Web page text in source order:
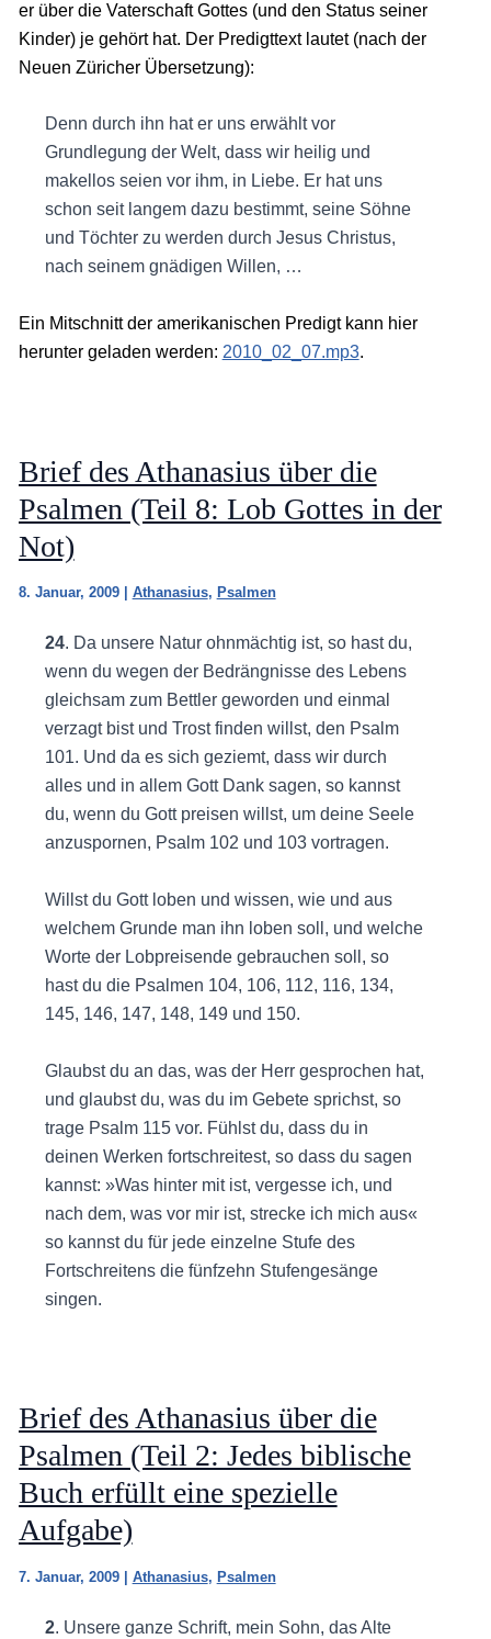
er über die Vaterschaft Gottes (und den Status seiner
Kinder) je gehört hat. Der Predigttext lautet (nach der
Neuen Züricher Übersetzung):
Denn durch ihn hat er uns erwählt vor
Grundlegung der Welt, dass wir heilig und
makellos seien vor ihm, in Liebe. Er hat uns
schon seit langem dazu bestimmt, seine Söhne
und Töchter zu werden durch Jesus Christus,
nach seinem gnädigen Willen, …
Ein Mitschnitt der amerikanischen Predigt kann hier
herunter geladen werden: 2010_02_07.mp3.
Brief des Athanasius über die
Psalmen (Teil 8: Lob Gottes in der
Not)
8. Januar, 2009 Athanasius, Psalmen
24. Da unsere Natur ohnmächtig ist, so hast du,
wenn du wegen der Bedrängnisse des Lebens
gleichsam zum Bettler geworden und einmal
verzagt bist und Trost finden willst, den Psalm
101. Und da es sich geziemt, dass wir durch
alles und in allem Gott Dank sagen, so kannst
du, wenn du Gott preisen willst, um deine Seele
anzuspornen, Psalm 102 und 103 vortragen.
Willst du Gott loben und wissen, wie und aus
welchem Grunde man ihn loben soll, und welche
Worte der Lobpreisende gebrauchen soll, so
hast du die Psalmen 104, 106, 112, 116, 134,
145, 146, 147, 148, 149 und 150.
Glaubst du an das, was der Herr gesprochen hat,
und glaubst du, was du im Gebete sprichst, so
trage Psalm 115 vor. Fühlst du, dass du in
deinen Werken fortschreitest, so dass du sagen
kannst: »Was hinter mit ist, vergesse ich, und
nach dem, was vor mir ist, strecke ich mich aus«
so kannst du für jede einzelne Stufe des
Fortschreitens die fünfzehn Stufengesänge
singen.
Brief des Athanasius über die
Psalmen (Teil 2: Jedes biblische
Buch erfüllt eine spezielle
Aufgabe)
7. Januar, 2009 Athanasius, Psalmen
2. Unsere ganze Schrift, mein Sohn, das Alte